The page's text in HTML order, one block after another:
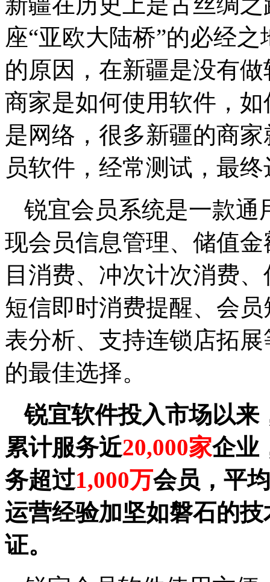
座“亚欧大陆桥”的必经
的原因，在新疆是没有
商家是如何使用软件，
是网络，很多新疆的商
员软件，经常测试，最
锐宜会员系统是一款通
现会员信息管理、储值
目消费、冲次计次消费
短信即时消费提醒、会
表分析、支持连锁店拓
的最佳选择。
锐宜软件投入市场以来
累计服务近20,000家企业
务超过1,000万会员，平
运营经验加坚如磐石的
证。